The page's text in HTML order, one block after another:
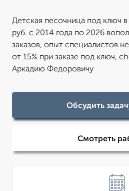
Детская песочница под ключ
руб. с 2014 года по 2026
заказов, опыт специалистов
от 15% при заказе под ключ,
Аркадию Федоровичу
Обсудить
Смотреть